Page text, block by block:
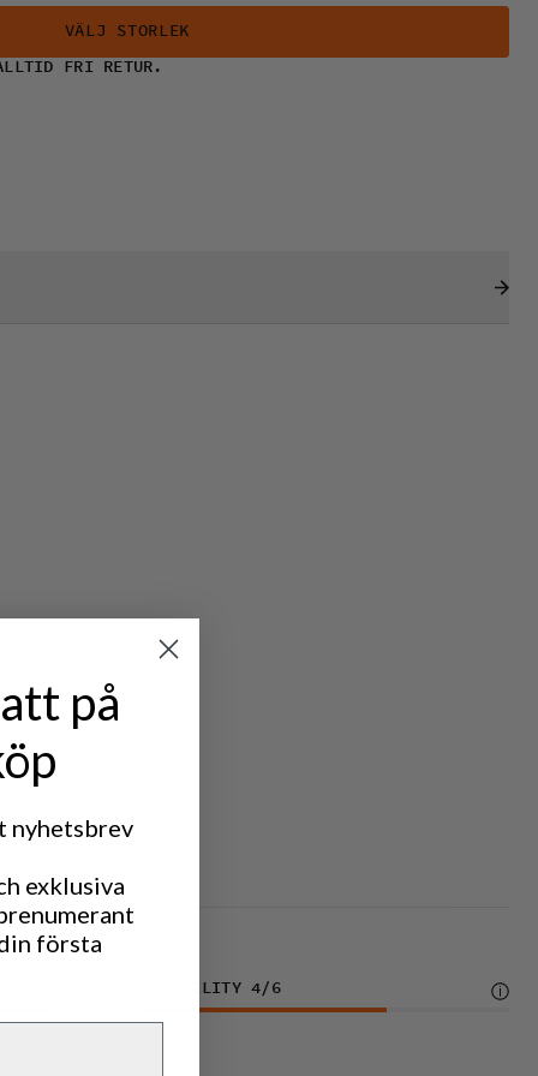
VÄLJ STORLEK
FRI RETUR.
DURABILITY 4/6
på
nyhetsbrev
exklusiva
första